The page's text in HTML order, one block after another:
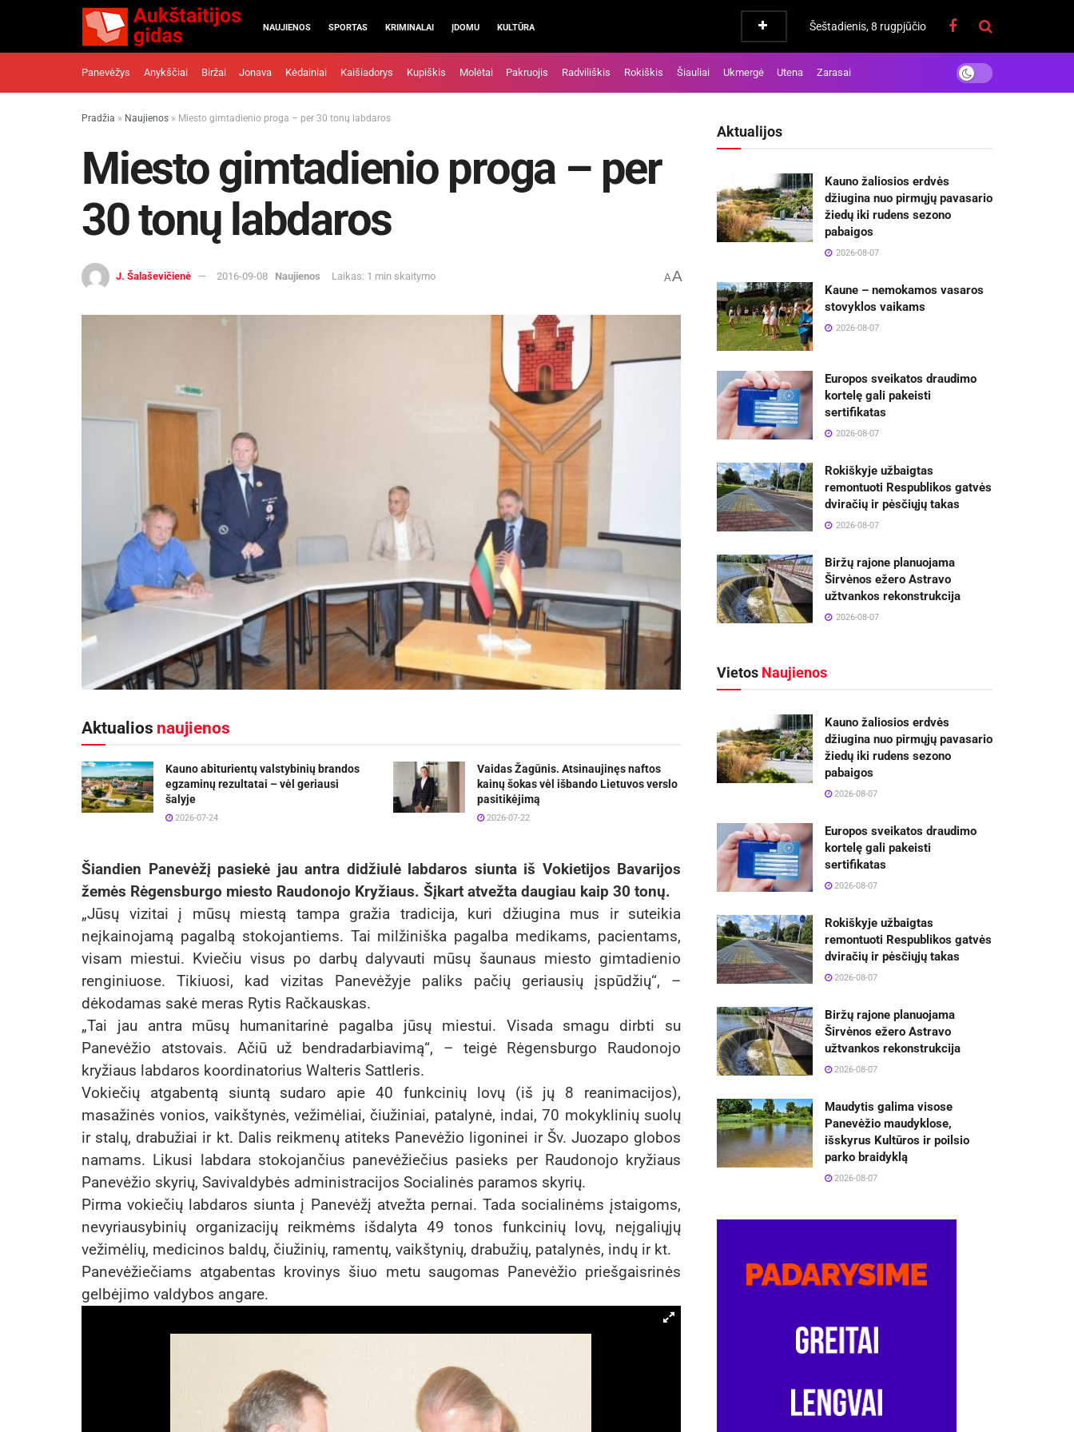
NAUJIENOS SPORTAS KRIMINALAI ĮDOMU KULTŪRA Šeštadienis, 8 rugpjūčio
Panevėžys Anykščiai Biržai Jonava Kėdainiai Kaišiadorys Kupiškis Molėtai Pakruojis Radviliškis Rokiškis Šiauliai Ukmergė Utena Zarasai
Pradžia » Naujienos » Miesto gimtadienio proga – per 30 tonų labdaros
Miesto gimtadienio proga – per
30 tonų labdaros
J. Šalaševičienė 2016-09-08 Naujienos Laikas: 1 min skaitymo AA
Aktualios naujienos
Kauno abiturientų valstybinių brandos
egzaminų rezultatai – vėl geriausi
šalyje
2026-07-24
Vaidas Žagūnis. Atsinaujinęs naftos
kainų šokas vėl išbando Lietuvos verslo
pasitikėjimą
2026-07-22
Šiandien Panevėžį pasiekė jau antra didžiulė labdaros siunta iš Vokietijos Bavarijos
žemės Rėgensburgo miesto Raudonojo Kryžiaus. Šįkart atvežta daugiau kaip 30 tonų.
„Jūsų vizitai į mūsų miestą tampa gražia tradicija, kuri džiugina mus ir suteikia
neįkainojamą pagalbą stokojantiems. Tai milžiniška pagalba medikams, pacientams,
visam miestui. Kviečiu visus po darbų dalyvauti mūsų šaunaus miesto gimtadienio
renginiuose. Tikiuosi, kad vizitas Panevėžyje paliks pačių geriausių įspūdžių“, –
dėkodamas sakė meras Rytis Račkauskas.
„Tai jau antra mūsų humanitarinė pagalba jūsų miestui. Visada smagu dirbti su
Panevėžio atstovais. Ačiū už bendradarbiavimą“, – teigė Rėgensburgo Raudonojo
kryžiaus labdaros koordinatorius Walteris Sattleris.
Vokiečių atgabentą siuntą sudaro apie 40 funkcinių lovų (iš jų 8 reanimacijos),
masažinės vonios, vaikštynės, vežimėliai, čiužiniai, patalynė, indai, 70 mokyklinių suolų
ir stalų, drabužiai ir kt. Dalis reikmenų atiteks Panevėžio ligoninei ir Šv. Juozapo globos
namams. Likusi labdara stokojančius panevėžiečius pasieks per Raudonojo kryžiaus
Panevėžio skyrių, Savivaldybės administracijos Socialinės paramos skyrių.
Pirma vokiečių labdaros siunta į Panevėžį atvežta pernai. Tada socialinėms įstaigoms,
nevyriausybinių organizacijų reikmėms išdalyta 49 tonos funkcinių lovų, neįgaliųjų
vežimėlių, medicinos baldų, čiužinių, ramentų, vaikštynių, drabužių, patalynės, indų ir kt.
Panevėžiečiams atgabentas krovinys šiuo metu saugomas Panevėžio priešgaisrinės
gelbėjimo valdybos angare.
Aktualijos
Kauno žaliosios erdvės
džiugina nuo pirmųjų pavasario
žiedų iki rudens sezono
pabaigos
2026-08-07
Kaune – nemokamos vasaros
stovyklos vaikams
2026-08-07
Europos sveikatos draudimo
kortelę gali pakeisti
sertifikatas
2026-08-07
Rokiškyje užbaigtas
remontuoti Respublikos gatvės
dviračių ir pėsčiųjų takas
2026-08-07
Biržų rajone planuojama
Širvėnos ežero Astravo
užtvankos rekonstrukcija
2026-08-07
Vietos Naujienos
Kauno žaliosios erdvės
džiugina nuo pirmųjų pavasario
žiedų iki rudens sezono
pabaigos
2026-08-07
Europos sveikatos draudimo
kortelę gali pakeisti
sertifikatas
2026-08-07
Rokiškyje užbaigtas
remontuoti Respublikos gatvės
dviračių ir pėsčiųjų takas
2026-08-07
Biržų rajone planuojama
Širvėnos ežero Astravo
užtvankos rekonstrukcija
2026-08-07
Maudytis galima visose
Panevėžio maudyklose,
išskyrus Kultūros ir poilsio
parko braidyklą
2026-08-07